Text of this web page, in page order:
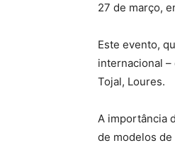
27 de março,
Este evento,
internacional
Tojal, Loures.
A importância
de modelos